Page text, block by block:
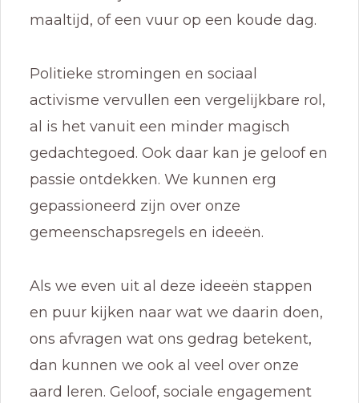
maaltijd, of een vuur op een koude dag.
Politieke stromingen en sociaal
activisme vervullen een vergelijkbare rol,
al is het vanuit een minder magisch
gedachtegoed. Ook daar kan je geloof en
passie ontdekken. We kunnen erg
gepassioneerd zijn over onze
gemeenschapsregels en ideeën.
Als we even uit al deze ideeën stappen
en puur kijken naar wat we daarin doen,
ons afvragen wat ons gedrag betekent,
dan kunnen we ook al veel over onze
aard leren. Geloof, sociale engagement